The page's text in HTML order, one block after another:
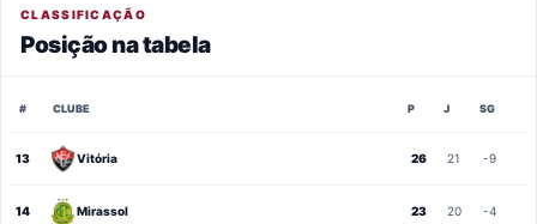
CLASSIFICAÇÃO
Posição na tabela
# CLUBE P J SG
13 Vitória 26 21 -9
14 Mirassol 23 20 -4